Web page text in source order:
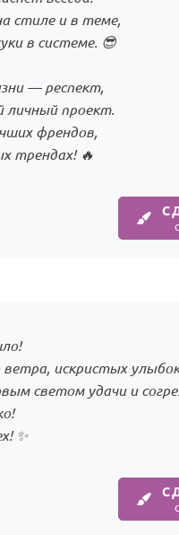
стиле и в теме,
в системе. 😎
— респект,
проект.
френдов,
трендах! 🔥
искристых
светом удачи и
✨